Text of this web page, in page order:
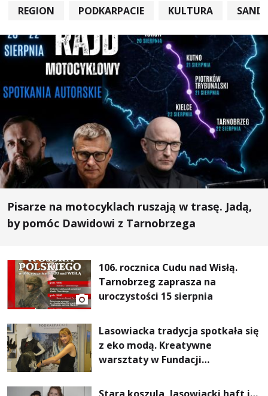
REGION PODKARPACIE KULTURA
Pisarze na motocyklach ruszają w trasę. Jadą,
by pomóc Dawidowi z Tarnobrzega
106. rocznica Cudu nad Wisłą.
Tarnobrzeg zaprasza na
uroczystości 15 sierpnia
Lasowiacka tradycja spotkała się
z eko modą. Kreatywne
warsztaty w Fundacji